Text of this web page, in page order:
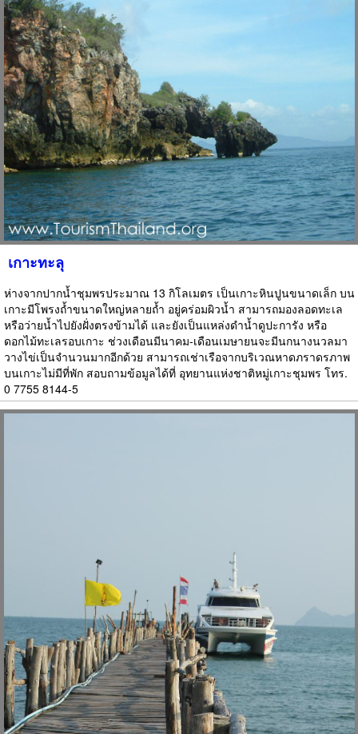
เกาะทะลุ
ห่างจากปากน้ำชุมพรประมาณ 13 กิโลเมตร เป็นเกาะหินปูนขนาดเล็ก บน
เกาะมีโพรงถ้ำขนาดใหญ่หลายถ้ำ อยู่คร่อมผิวน้ำ สามารถมองลอดทะเล
หรือว่ายน้ำไปยังฝั่งตรงข้ามได้ และยังเป็นแหล่งดำน้ำดูปะการัง หรือ
ดอกไม้ทะเลรอบเกาะ ช่วงเดือนมีนาคม-เดือนเมษายนจะมีนกนางนวลมา
วางไข่เป็นจำนวนมากอีกด้วย สามารถเช่าเรือจากบริเวณหาดภราดรภาพ
บนเกาะไม่มีที่พัก สอบถามข้อมูลได้ที่ อุทยานแห่งชาติหมู่เกาะชุมพร โทร.
0 7755 8144-5